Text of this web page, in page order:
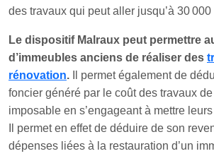
des travaux qui peut aller jusqu’à 30
Le dispositif Malraux peut permettre
d’immeubles anciens de réaliser des
rénovation. Il permet également de
foncier généré par le coût des travaux
imposable en s’engageant à mettre
Il permet en effet de déduire de son
dépenses liées à la restauration d’un